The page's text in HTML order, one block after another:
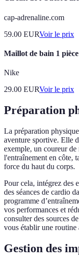
cap-adrenaline.com
59.00 EURVoir le prix
Maillot de bain 1
Nike
29.00 EURVoir le prix
Préparation
La préparation
aventure sportive. Elle
exemple, un coureur
l'entraînement en côte,
force du haut du corps.
Pour cela, intégrez des
des séances de cardio
programme
vos performances et
consulter des sources
vous établir une routine
Gestion des